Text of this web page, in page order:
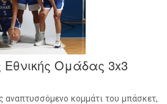
Εθνικής Ομάδας 3x3
αναπτυσσόμενο κομμάτι του μπάσκετ,